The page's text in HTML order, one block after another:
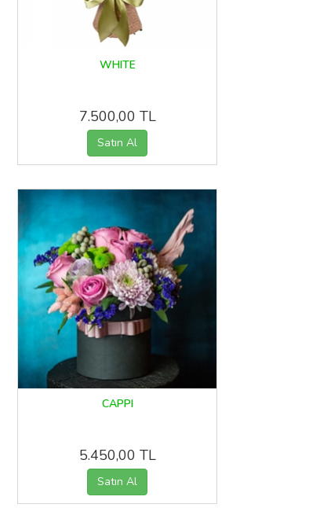
WHITE
7.500,00 TL
CAPPI
5.450,00 TL